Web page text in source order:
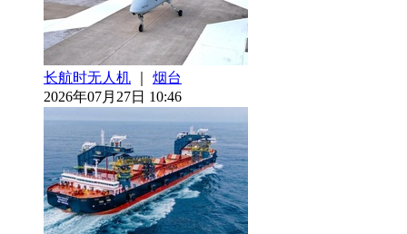
长航时无人机
烟台
2026年07月27日 10:46